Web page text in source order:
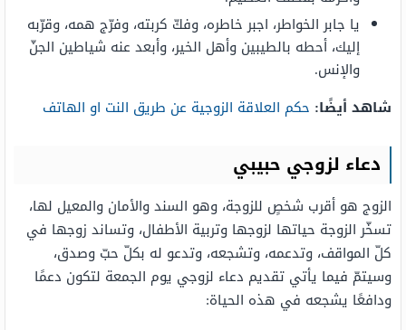
يا جابر الخواطر، اجبر خاطره، وفكّ كربته، وفرّج همه، وقرّبه
إليك، أحطه بالطيبين وأهل الخير، وأبعد عنه شياطين الجنّ
والإنس.
شاهد أيضًا: حكم العلاقة الزوجية عن طريق النت او الهاتف
دعاء لزوجي حبيبي
الزوج هو أقرب شخصٍ للزوجة، وهو السند والأمان والمعيل لها،
تسخّر الزوجة حياتها لزوجها وتربية الأطفال، وتساند زوجها في
كلّ المواقف، وتدعمه، وتشجعه، وتدعو له بكلّ حبّ وصدق،
وسيتمّ فيما يأتي تقديم دعاء لزوجي يوم الجمعة لتكون دعمًا
ودافعًا يشجعه في هذه الحياة: